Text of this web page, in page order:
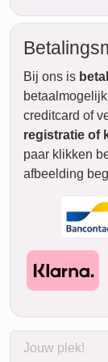
Bij ons is
creditcard of
registratie of
paar klikken
afbeelding